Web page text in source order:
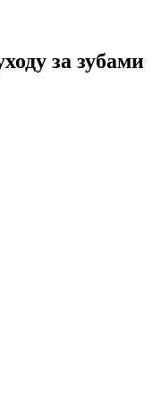
за зубами